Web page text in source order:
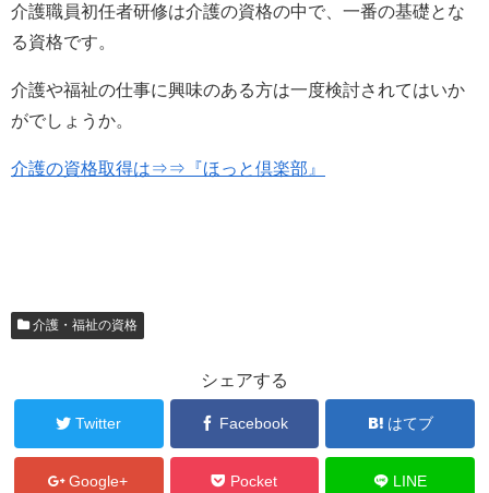
介護職員初任者研修は介護の資格の中で、一番の基礎とな
る資格です。
介護や福祉の仕事に興味のある方は一度検討されてはいか
がでしょうか。
介護の資格取得は⇒⇒『ほっと倶楽部』
介護・福祉の資格
シェアする
Twitter Facebook はてブ
Google+ Pocket LINE